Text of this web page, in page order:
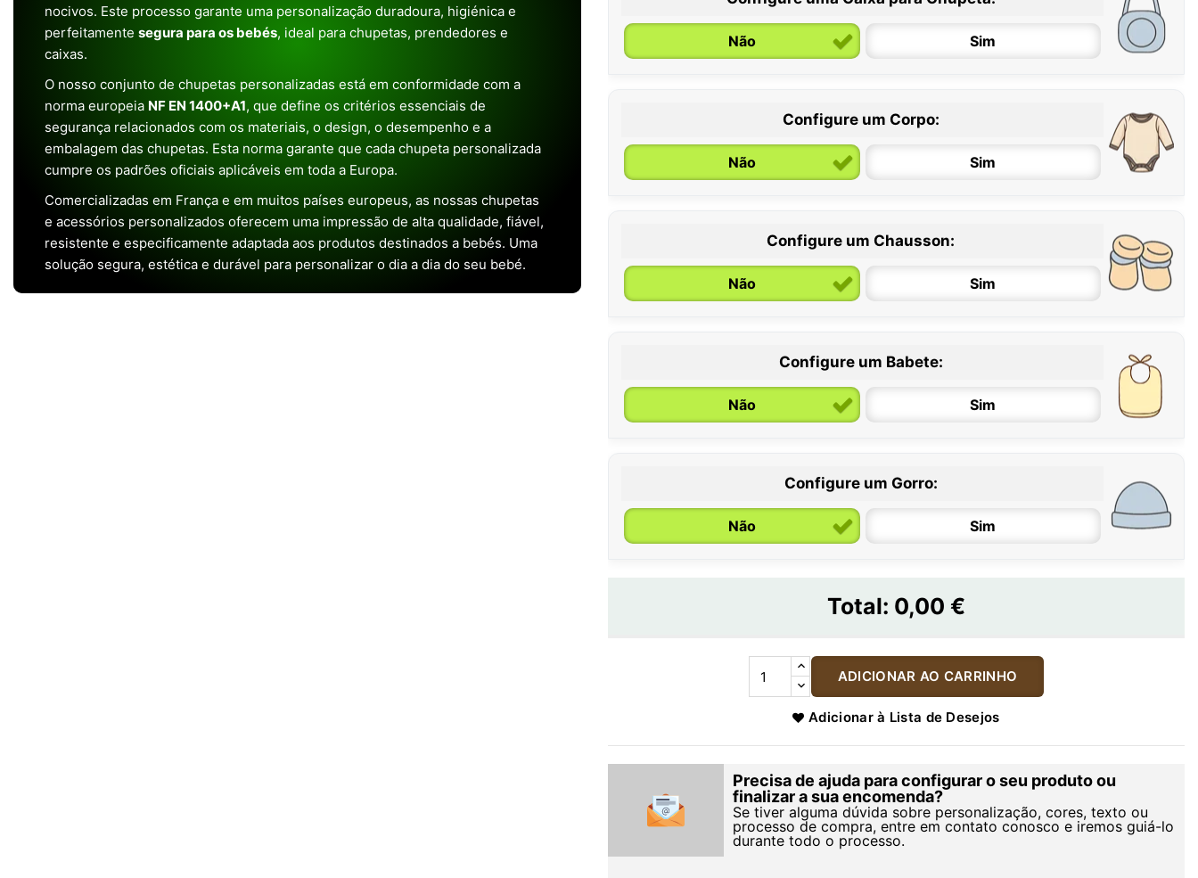
nocivos. Este processo garante uma personalização duradoura, higiénica e
perfeitamente segura para os bebés, ideal para chupetas, prendedores e
caixas.
O nosso conjunto de chupetas personalizadas está em conformidade com a
norma europeia NF EN 1400+A1, que define os critérios essenciais de
segurança relacionados com os materiais, o design, o desempenho e a
embalagem das chupetas. Esta norma garante que cada chupeta personalizada
cumpre os padrões oficiais aplicáveis em toda a Europa.
Comercializadas em França e em muitos países europeus, as nossas chupetas
e acessórios personalizados oferecem uma impressão de alta qualidade, fiável,
resistente e especificamente adaptada aos produtos destinados a bebés. Uma
solução segura, estética e durável para personalizar o dia a dia do seu bebé.
Não Sim
Configure um Corpo:
Não Sim
6 / 12 meses 12 / 18 meses
Configure um Chausson:
Não Sim
Configure um Babete:
Não Sim
Configure um Gorro:
Não Sim
Total: 0,00 €
ADICIONAR AO CARRINHO
Adicionar à Lista de Desejos
Precisa de ajuda para configurar o seu produto ou
finalizar a sua encomenda?
Se tiver alguma dúvida sobre personalização, cores, texto ou
processo de compra, entre em contato conosco e iremos guiá-lo
durante todo o processo.